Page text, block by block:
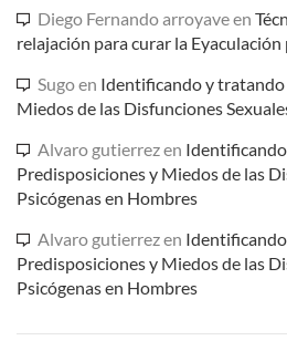
Diego Fernando arroyaveen
relajación para curar la Eyaculación
Sugoen Identificando y
Miedos de las Disfunciones
Alvaro gutierrezen
Predisposiciones y Miedos de las
Psicógenas en Hombres
Alvaro gutierrezen
Predisposiciones y Miedos de las
Psicógenas en Hombres